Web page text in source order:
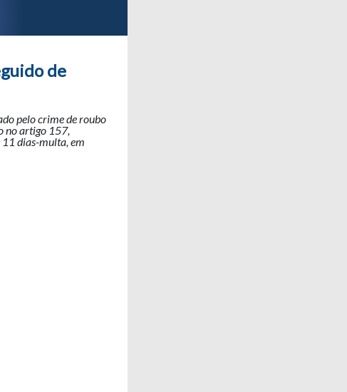
de
pelo crime de roubo
no artigo 157,
11 dias-multa, em